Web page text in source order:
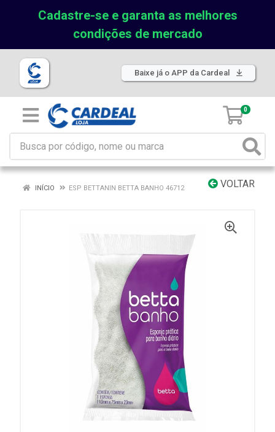
Cadastre-se e garanta as melhores
condições de mercado
Baixe já o APP da Cardeal
0
VOLTAR
INÍCIO ESP BETTANIN BETTA BANHO 46712